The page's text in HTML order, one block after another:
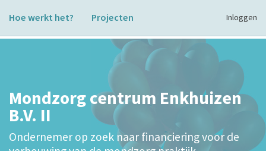
Hoe werkt het? Projecten Inloggen
Mondzorg centrum Enkhuizen
B.V. II
Ondernemer op zoek naar financiering voor de